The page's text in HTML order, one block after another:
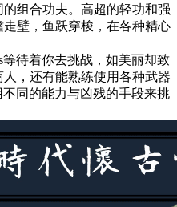
组合功夫。高超的轻功和强
壁，鱼跃穿梭，在各种精心
待着你去挑战，如美丽却致
，还有能熟练使用各种武器
同的能力与凶残的手段来挑